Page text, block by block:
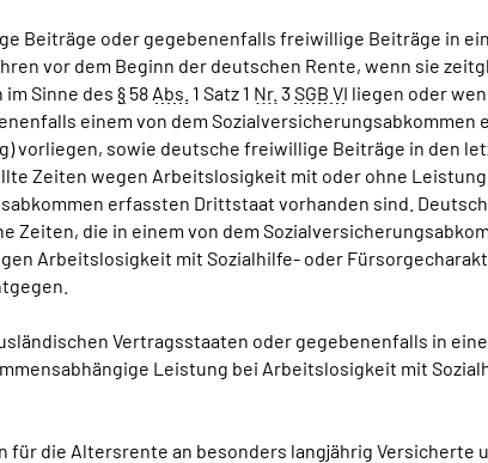
Beiträge oder gegebenenfalls freiwillige Beiträge in
vor dem Beginn der deutschen Rente, wenn sie
Sinne des § 58 Abs. 1 Satz 1 Nr. 3SGB VI liegen oder
einem von dem
sowie deutsche freiwillige Beiträge in den
Zeiten wegen Arbeitslosigkeit mit oder ohne
erfassten Drittstaat vorhanden sind.
die in einem von dem
Arbeitslosigkeit mit Sozialhilfe- oder
Vertragsstaaten oder gegebenenfalls in
Leistung bei Arbeitslosigkeit mit
für die Altersrente an besonders langjährig Versicherte